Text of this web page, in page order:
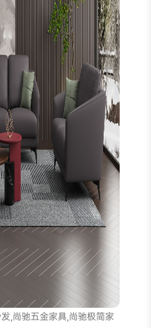
,尚驰五金家具,尚驰极简家